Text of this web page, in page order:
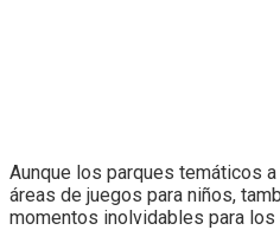
Aunque los parques temáticos
áreas de juegos para niños,
momentos inolvidables para los